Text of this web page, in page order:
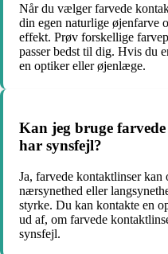
Når du vælger farvede
din egen naturlige øjenfarve
effekt. Prøv forskellige
passer bedst til dig. Hvis du
en optiker eller øjenlæge.
Kan jeg bruge
har synsfejl?
Ja, farvede kontaktlinser kan
nærsynethed eller
styrke. Du kan kontakte en
ud af, om farvede
synsfejl.